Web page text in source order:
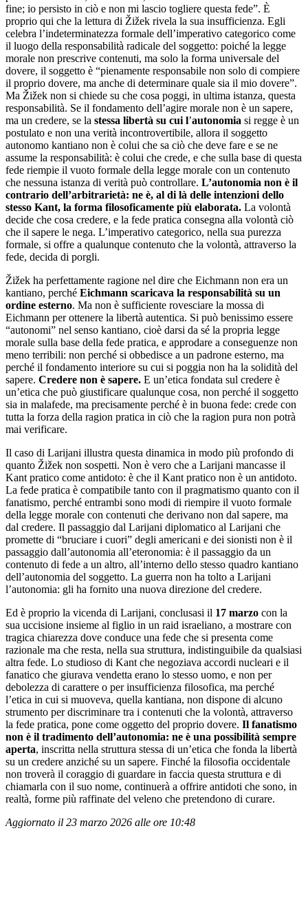
fine; io persisto in ciò e non mi lascio togliere questa fede”. È
proprio qui che la lettura di Žižek rivela la sua insufficienza. Egli
celebra l’indeterminatezza formale dell’imperativo categorico come
il luogo della responsabilità radicale del soggetto: poiché la legge
morale non prescrive contenuti, ma solo la forma universale del
dovere, il soggetto è “pienamente responsabile non solo di compiere
il proprio dovere, ma anche di determinare quale sia il mio dovere”.
Ma Žižek non si chiede su che cosa poggi, in ultima istanza, questa
responsabilità. Se il fondamento dell’agire morale non è un sapere,
ma un credere, se la stessa libertà su cui l’autonomia si regge è un
postulato e non una verità incontrovertibile, allora il soggetto
autonomo kantiano non è colui che sa ciò che deve fare e se ne
assume la responsabilità: è colui che crede, e che sulla base di questa
fede riempie il vuoto formale della legge morale con un contenuto
che nessuna istanza di verità può controllare. L’autonomia non è il
contrario dell’arbitrarietà: ne è, al di là delle intenzioni dello
stesso Kant, la forma filosoficamente più elaborata. La volontà
decide che cosa credere, e la fede pratica consegna alla volontà ciò
che il sapere le nega. L’imperativo categorico, nella sua purezza
formale, si offre a qualunque contenuto che la volontà, attraverso la
fede, decida di porgli.
Žižek ha perfettamente ragione nel dire che Eichmann non era un
kantiano, perché Eichmann scaricava la responsabilità su un
ordine esterno. Ma non è sufficiente rovesciare la mossa di
Eichmann per ottenere la libertà autentica. Si può benissimo essere
“autonomi” nel senso kantiano, cioè darsi da sé la propria legge
morale sulla base della fede pratica, e approdare a conseguenze non
meno terribili: non perché si obbedisce a un padrone esterno, ma
perché il fondamento interiore su cui si poggia non ha la solidità del
sapere. Credere non è sapere. E un’etica fondata sul credere è
un’etica che può giustificare qualunque cosa, non perché il soggetto
sia in malafede, ma precisamente perché è in buona fede: crede con
tutta la forza della ragion pratica in ciò che la ragion pura non potrà
mai verificare.
Il caso di Larijani illustra questa dinamica in modo più profondo di
quanto Žižek non sospetti. Non è vero che a Larijani mancasse il
Kant pratico come antidoto: è che il Kant pratico non è un antidoto.
La fede pratica è compatibile tanto con il pragmatismo quanto con il
fanatismo, perché entrambi sono modi di riempire il vuoto formale
della legge morale con contenuti che derivano non dal sapere, ma
dal credere. Il passaggio dal Larijani diplomatico al Larijani che
promette di “bruciare i cuori” degli americani e dei sionisti non è il
passaggio dall’autonomia all’eteronomia: è il passaggio da un
contenuto di fede a un altro, all’interno dello stesso quadro kantiano
dell’autonomia del soggetto. La guerra non ha tolto a Larijani
l’autonomia: gli ha fornito una nuova direzione del credere.
Ed è proprio la vicenda di Larijani, conclusasi il 17 marzo con la
sua uccisione insieme al figlio in un raid israeliano, a mostrare con
tragica chiarezza dove conduce una fede che si presenta come
razionale ma che resta, nella sua struttura, indistinguibile da qualsiasi
altra fede. Lo studioso di Kant che negoziava accordi nucleari e il
fanatico che giurava vendetta erano lo stesso uomo, e non per
debolezza di carattere o per insufficienza filosofica, ma perché
l’etica in cui si muoveva, quella kantiana, non dispone di alcuno
strumento per discriminare tra i contenuti che la volontà, attraverso
la fede pratica, pone come oggetto del proprio dovere. Il fanatismo
non è il tradimento dell’autonomia: ne è una possibilità sempre
aperta, inscritta nella struttura stessa di un’etica che fonda la libertà
su un credere anziché su un sapere. Finché la filosofia occidentale
non troverà il coraggio di guardare in faccia questa struttura e di
chiamarla con il suo nome, continuerà a offrire antidoti che sono, in
realtà, forme più raffinate del veleno che pretendono di curare.
Aggiornato il 23 marzo 2026 alle ore 10:48